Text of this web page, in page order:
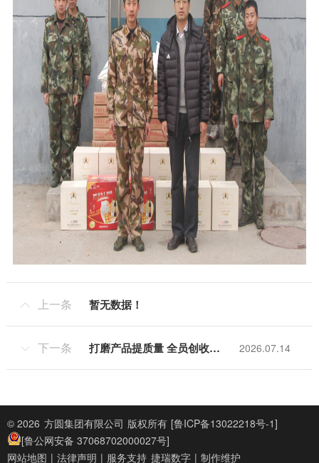
 上一条 暂无数据！
 下一条 打磨产品提质量 全员创收增效益 方圆集团2026年半年工作总结大会召开 2026.07.14
© 2026 方圆集团有限公司 版权所有 [鲁ICP备13022218号-1]
[鲁公网安备 37068702000027号]
网站地图 | 法律声明 | 服务支持 捷瑞数字 | 制作维护